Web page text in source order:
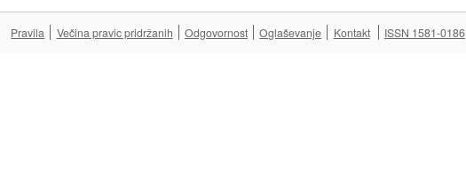
Pravila Večina pravic pridržanih Odgovornost Oglaševanje Kontakt ISSN 1581-0186